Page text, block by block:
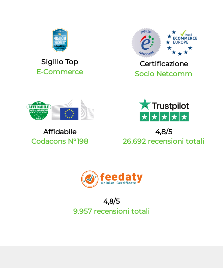
Sigillo Top
E-Commerce
Certificazione
Socio Netcomm
Affidabile
Codacons N°198
4,8/5
26.692 recensioni totali
4,8/5
9.957 recensioni totali